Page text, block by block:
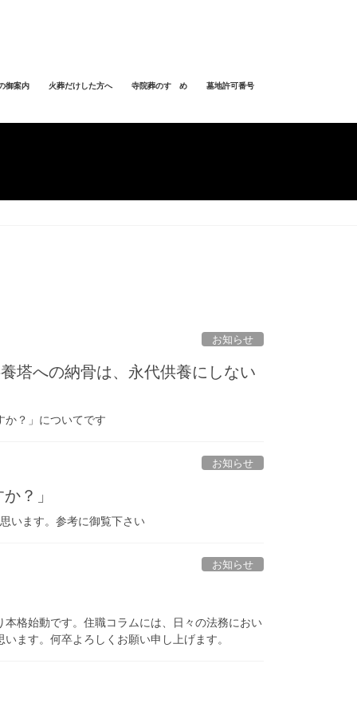
御案内 火葬だけした方へ 寺院葬のすゝめ 墓地許可番号
お知らせ
への納骨は、永代供養にしない
か？」についてです
お知らせ
？」
います。参考に御覧下さい
お知らせ
格始動です。住職コラムには、日々の法務におい
ます。何卒よろしくお願い申し上げます。